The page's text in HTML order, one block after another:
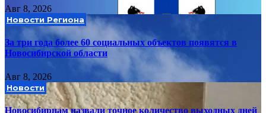
Авг 8, 2026
Новости Региона
За три года более 60 социальных объектов появятся в
Новосибирской области
Авг 8, 2026
Новости
Новосибирцам назвали точное количество выходных дней